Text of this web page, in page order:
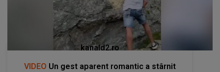
kanald2.ro
VIDEO Un gest aparent romantic a stârnit